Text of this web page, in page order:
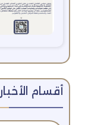
أقسام الأخبار